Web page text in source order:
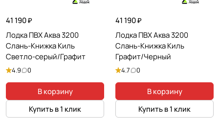
41 190 ₽
Лодка ПВХ Аква 3200
Слань-Книжка Киль
Светло-серый/Графит
4.9 0
В корзину
Купить в 1 клик
41 190 ₽
Лодка ПВХ Аква 3200
Слань-Книжка Киль
Графит/Черный
4.7 0
В корзину
Купить в 1 клик